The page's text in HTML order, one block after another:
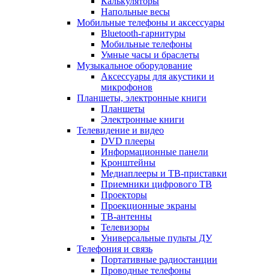
Напольные весы
Мобильные телефоны и аксессуары
Bluetooth-гарнитуры
Мобильные телефоны
Умные часы и браслеты
Музыкальное оборудование
Аксессуары для акустики и
микрофонов
Планшеты, электронные книги
Планшеты
Электронные книги
Телевидение и видео
DVD плееры
Информационные панели
Кронштейны
Медиаплееры и ТВ-приставки
Приемники цифрового ТВ
Проекторы
Проекционные экраны
ТВ-антенны
Телевизоры
Универсальные пульты ДУ
Телефония и связь
Портативные радиостанции
Проводные телефоны